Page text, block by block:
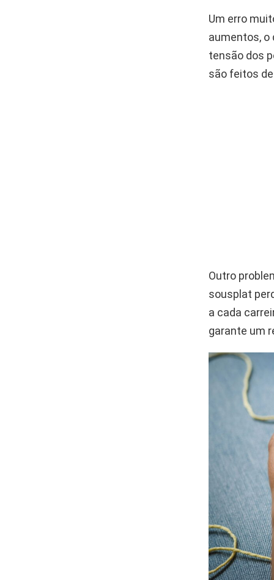
Um erro
aumentos, o
tensão dos
são feitos
Outro
sousplat
a cada
garante um